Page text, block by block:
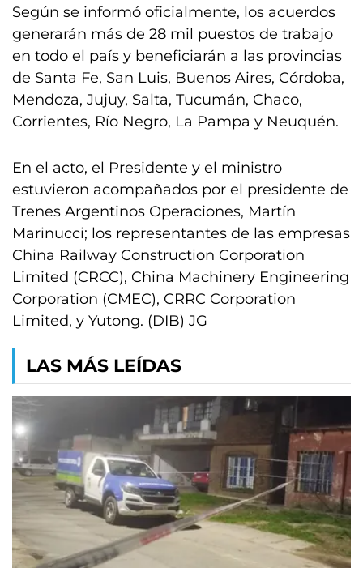
Según se informó oficialmente, los acuerdos
generarán más de 28 mil puestos de trabajo
en todo el país y beneficiarán a las provincias
de Santa Fe, San Luis, Buenos Aires, Córdoba,
Mendoza, Jujuy, Salta, Tucumán, Chaco,
Corrientes, Río Negro, La Pampa y Neuquén.
En el acto, el Presidente y el ministro
estuvieron acompañados por el presidente de
Trenes Argentinos Operaciones, Martín
Marinucci; los representantes de las empresas
China Railway Construction Corporation
Limited (CRCC), China Machinery Engineering
Corporation (CMEC), CRRC Corporation
Limited, y Yutong. (DIB) JG
LAS MÁS LEÍDAS